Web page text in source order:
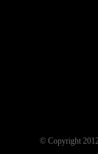
© Copyright